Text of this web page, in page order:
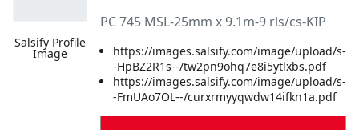
Salsify Profile
Image
PC 745 MSL-25mm x 9.1m-9 rls/cs-KIP
https://images.salsify.com/image/upload/s-
-HpBZ2R1s--/tw2pn9ohq7e8i5ytlxbs.pdf
https://images.salsify.com/image/upload/s-
-FmUAo7OL--/curxrmyyqwdw14ifkn1a.pdf